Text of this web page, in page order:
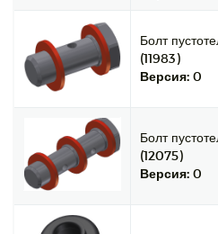
Болт
(11983)
Версия: 0
Болт
(12075)
Версия: 0